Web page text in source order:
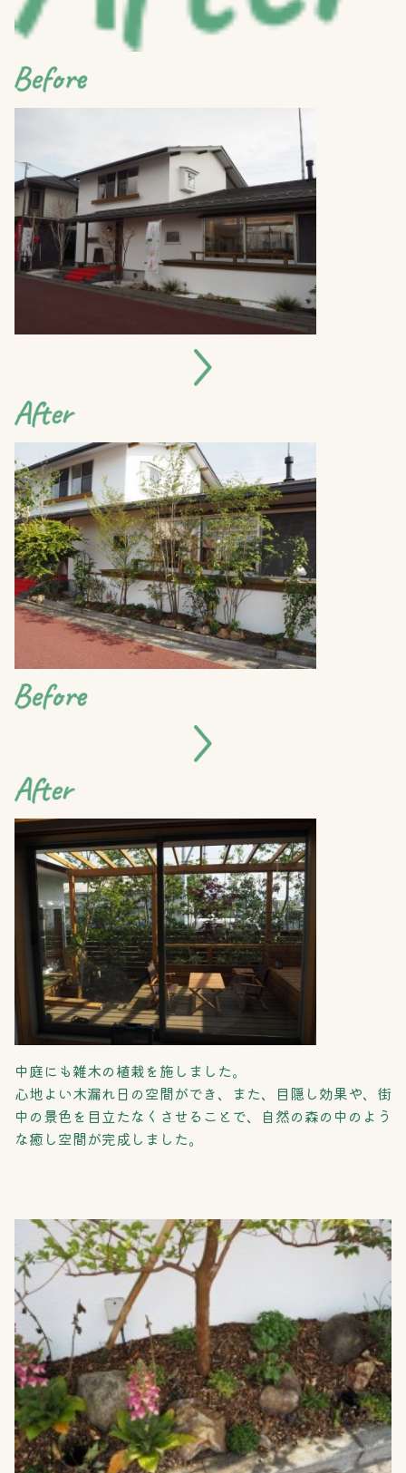
中庭にも雑木の植栽を施しました。
心地よい木漏れ日の空間ができ、また、目隠し効果や、街
中の景色を目立たなくさせることで、自然の森の中のよう
な癒し空間が完成しました。